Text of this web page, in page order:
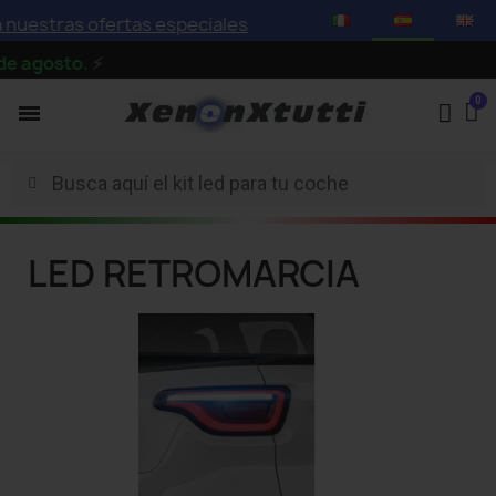
ofertas especiales con descuentos de hasta el
agosto.⚡
LED RETROMARCIA